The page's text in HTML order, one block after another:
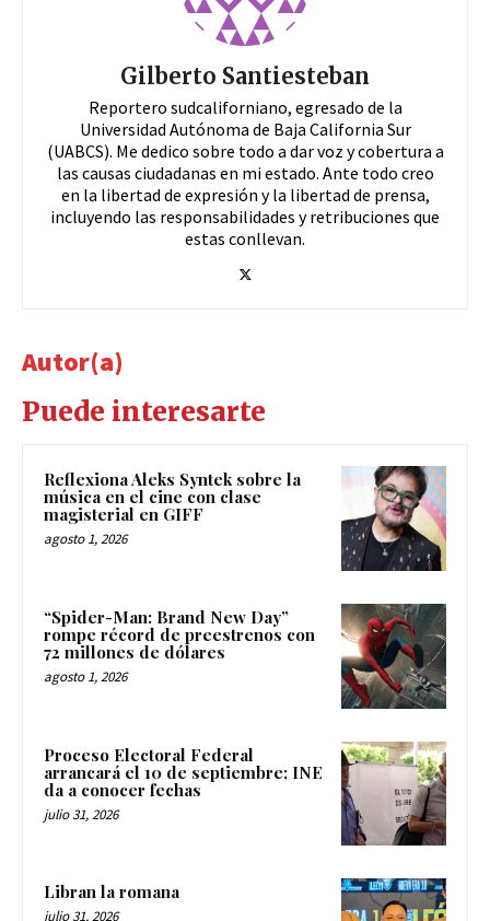
Gilberto Santiesteban
Reportero sudcaliforniano, egresado de la
Universidad Autónoma de Baja California Sur
(UABCS). Me dedico sobre todo a dar voz y cobertura a
las causas ciudadanas en mi estado. Ante todo creo
en la libertad de expresión y la libertad de prensa,
incluyendo las responsabilidades y retribuciones que
estas conllevan.
Autor(a)
Puede interesarte
Reflexiona Aleks Syntek sobre la
música en el cine con clase
magisterial en GIFF
agosto 1, 2026
“Spider-Man: Brand New Day”
rompe récord de preestrenos con
72 millones de dólares
agosto 1, 2026
Proceso Electoral Federal
arrancará el 10 de septiembre; INE
da a conocer fechas
julio 31, 2026
Libran la romana
julio 31, 2026